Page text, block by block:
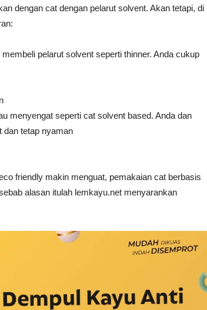
dengan cat dengan pelarut solvent. Akan tetapi, di
pelarut solvent seperti thinner. Anda cukup
menyengat seperti cat solvent based. Anda dan
dan tetap nyaman
friendly makin menguat, pemakaian cat berbasis
alasan itulah lemkayu.net menyarankan